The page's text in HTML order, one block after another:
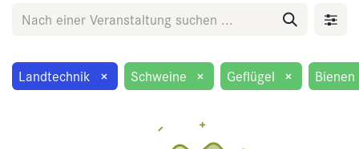
Landtechnik × Schweine × Geflügel × Bienen